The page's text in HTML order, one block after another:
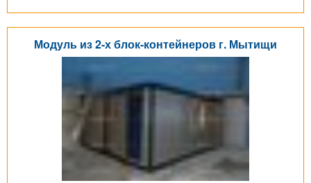
Модуль из 2-х блок-контейнеров г. Мытищи